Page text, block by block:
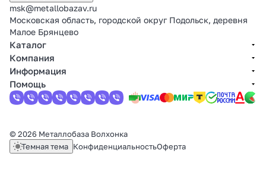
msk@metallobazav.ru
Московская область, городской округ Подольск, деревня
Малое Брянцево
Каталог
Компания
Информация
Помощь
© 2026 Металлобаза Волхонка
Темная тема КонфиденциальностьОферта